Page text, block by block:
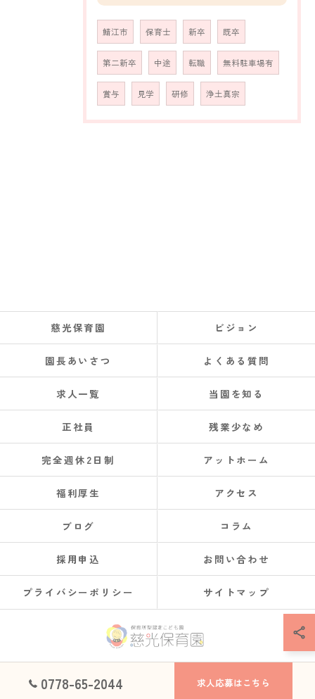
鯖江市 保育士 新卒 既卒
第二新卒 中途 転職 無料駐車場有
賞与 見学 研修 浄土真宗
0778-65-2044 求人応募はこちら
慈光保育園 ビジョン
園長あいさつ よくある質問
求人一覧 当園を知る
正社員 残業少なめ
完全週休2日制 アットホーム
福利厚生 アクセス
ブログ コラム
採用申込 お問い合わせ
プライバシーポリシー サイトマップ